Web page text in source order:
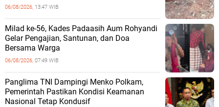
06/08/2026, 13:47 WIB
Milad ke-56, Kades Padaasih Aum Rohyandi
Gelar Pengajian, Santunan, dan Doa
Bersama Warga
06/08/2026, 07:49 WIB
Panglima TNI Dampingi Menko Polkam,
Pemerintah Pastikan Kondisi Keamanan
Nasional Tetap Kondusif